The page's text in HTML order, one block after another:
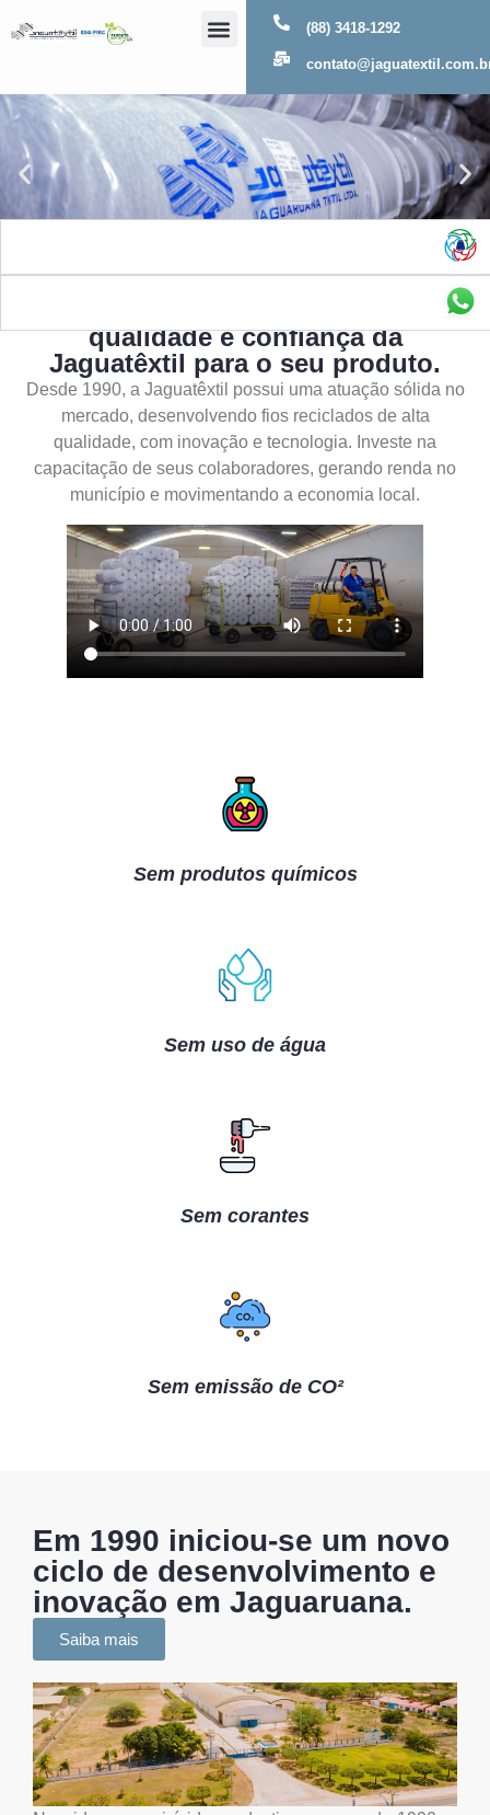
(88) 3418-1292
qualidade e confiança da
Jaguatêxtil para o seu produto.
Desde 1990, a Jaguatêxtil possui uma atuação sólida no
mercado, desenvolvendo fios reciclados de alta
qualidade, com inovação e tecnologia. Investe na
capacitação de seus colaboradores, gerando renda no
município e movimentando a economia local.
Sem produtos químicos
Sem uso de água
Sem corantes
Sem emissão de CO²
Em 1990 iniciou-se um novo
ciclo de desenvolvimento e
inovação em Jaguaruana.
Saiba mais